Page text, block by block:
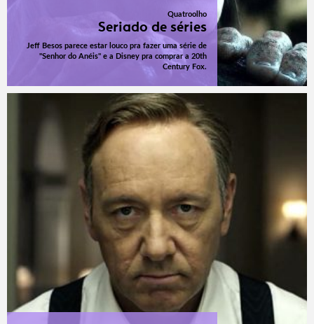
Quatroolho
Seriado de séries
Jeff Besos parece estar louco pra fazer uma série de
"Senhor do Anéis" e a Disney pra comprar a 20th
Century Fox.